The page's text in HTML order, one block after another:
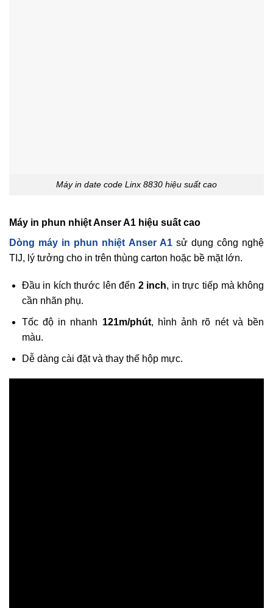
Máy in date code Linx 8830 hiệu suất cao
Máy in phun nhiệt Anser A1 hiệu suất cao
Dòng máy in phun nhiệt Anser A1sử dụng công nghệ
TIJ, lý tưởng cho in trên thùng carton hoặc bề mặt lớn.
Đầu in kích thước lên đến 2 inch, in trực tiếp mà không
cần nhãn phụ.
Tốc độ in nhanh 121m/phút, hình ảnh rõ nét và bền
màu.
Dễ dàng cài đặt và thay thế hộp mực.